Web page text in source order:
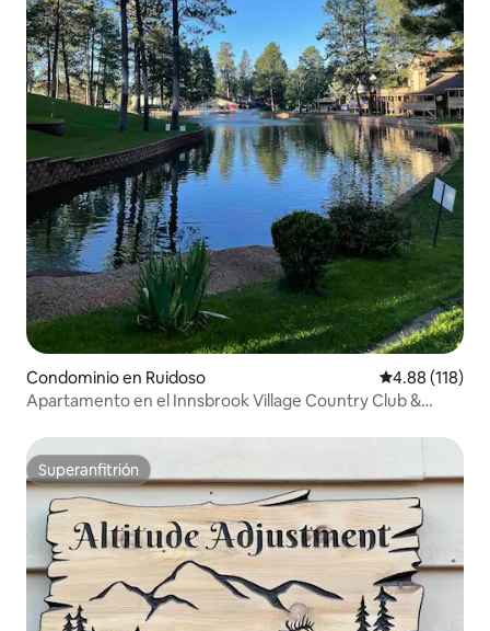
Condominio en Ruidoso Calificación
4.88 (118)
Apartamento en el Innsbrook Village Country Club &
Superanfitrión
Superanfitrión